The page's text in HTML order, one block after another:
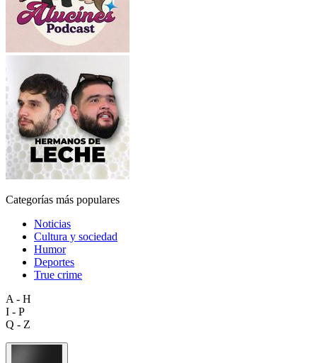
Categorías más populares
Noticias
Cultura y sociedad
Humor
Deportes
True crime
A - H
I - P
Q - Z